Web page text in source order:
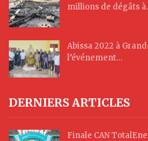
millions de dégâts
Abissa 2022 à
l’événement…
DERNIERS ARTICLES
Finale CAN